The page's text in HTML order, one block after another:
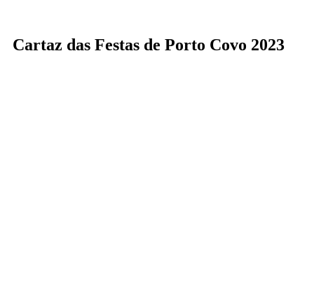
Cartaz das Festas de Porto Covo 2023